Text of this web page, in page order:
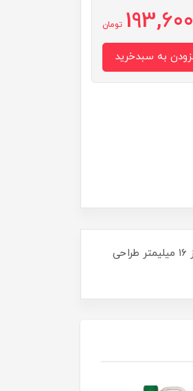
193,600 تومان
آچار یکسر تخت یکسر رینگ نووا سایز ۱۶ میلیمتر یکی از ابزارهای پرکاربرد و باکیفیت برند نووا است که برای باز و بسته کردن مهره و پیچ‌ها در سایز ۱۶ میلیمتر طراحی